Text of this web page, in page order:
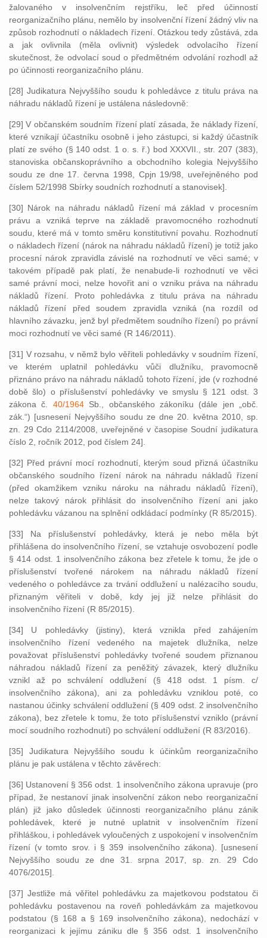
žalovaného v insolvenčním rejstříku, leč před účinností
reorganizačního plánu, nemělo by insolvenční řízení žádný vliv na
způsob rozhodnutí o nákladech řízení. Otázkou tedy zůstává, zda
a jak ovlivnila (měla ovlivnit) výsledek odvolacího řízení
skutečnost, že odvolací soud o předmětném odvolání rozhodl až
po účinnosti reorganizačního plánu.
[28] Judikatura Nejvyššího soudu k pohledávce z titulu práva na
náhradu nákladů řízení je ustálena následovně:
[29] V občanském soudním řízení platí zásada, že náklady řízení,
které vznikají účastníku osobně i jeho zástupci, si každý účastník
platí ze svého (§ 140 odst. 1 o. s. ř.) bod XXXVII., str. 207 (383),
stanoviska občanskoprávního a obchodního kolegia Nejvyššího
soudu ze dne 17. června 1998, Cpjn 19/98, uveřejněného pod
číslem 52/1998 Sbírky soudních rozhodnutí a stanovisek].
[30] Nárok na náhradu nákladů řízení má základ v procesním
právu a vzniká teprve na základě pravomocného rozhodnutí
soudu, které má v tomto směru konstitutivní povahu. Rozhodnutí
o nákladech řízení (nárok na náhradu nákladů řízení) je totiž jako
procesní nárok zpravidla závislé na rozhodnutí ve věci samé; v
takovém případě pak platí, že nenabude-li rozhodnutí ve věci
samé právní moci, nelze hovořit ani o vzniku práva na náhradu
nákladů řízení. Proto pohledávka z titulu práva na náhradu
nákladů řízení před soudem zpravidla vzniká (na rozdíl od
hlavního závazku, jenž byl předmětem soudního řízení) po právní
moci rozhodnutí ve věci samé (R 146/2011).
[31] V rozsahu, v němž bylo věřiteli pohledávky v soudním řízení,
ve kterém uplatnil pohledávku vůči dlužníku, pravomocně
přiznáno právo na náhradu nákladů tohoto řízení, jde (v rozhodné
době šlo) o příslušenství pohledávky ve smyslu § 121 odst. 3
zákona č. 40/1964Sb., občanského zákoníku (dále jen „obč.
zák.“) [usnesení Nejvyššího soudu ze dne 20. května 2010, sp.
zn. 29 Cdo 2114/2008, uveřejněné v časopise Soudní judikatura
číslo 2, ročník 2012, pod číslem 24].
[32] Před právní mocí rozhodnutí, kterým soud přizná účastníku
občanského soudního řízení nárok na náhradu nákladů řízení
(před okamžikem vzniku nároku na náhradu nákladů řízení),
nelze takový nárok přihlásit do insolvenčního řízení ani jako
pohledávku vázanou na splnění odkládací podmínky (R 85/2015).
[33] Na příslušenství pohledávky, která je nebo měla být
přihlášena do insolvenčního řízení, se vztahuje osvobození podle
§ 414 odst. 1 insolvenčního zákona bez zřetele k tomu, že jde o
příslušenství tvořené nárokem na náhradu nákladů řízení
vedeného o pohledávce za trvání oddlužení u nalézacího soudu,
přiznaným věřiteli v době, kdy jej již nelze přihlásit do
insolvenčního řízení (R 85/2015).
[34] U pohledávky (jistiny), která vznikla před zahájením
insolvenčního řízení vedeného na majetek dlužníka, nelze
považovat příslušenství pohledávky tvořené soudem přiznanou
náhradou nákladů řízení za peněžitý závazek, který dlužníku
vznikl až po schválení oddlužení (§ 418 odst. 1 písm. c/
insolvenčního zákona), ani za pohledávku vzniklou poté, co
nastanou účinky schválení oddlužení (§ 409 odst. 2 insolvenčního
zákona), bez zřetele k tomu, že toto příslušenství vzniklo (právní
mocí soudního rozhodnutí) po schválení oddlužení (R 83/2016).
[35] Judikatura Nejvyššího soudu k účinkům reorganizačního
plánu je pak ustálena v těchto závěrech:
[36] Ustanovení § 356 odst. 1 insolvenčního zákona upravuje (pro
případ, že nestanoví jinak insolvenční zákon nebo reorganizační
plán) již jako důsledek účinnosti reorganizačního plánu zánik
pohledávek, které je nutné uplatnit v insolvenčním řízení
přihláškou, i pohledávek vyloučených z uspokojení v insolvenčním
řízení (v tomto srov. i § 359 insolvenčního zákona). [usnesení
Nejvyššího soudu ze dne 31. srpna 2017, sp. zn. 29 Cdo
4076/2015].
[37] Jestliže má věřitel pohledávku za majetkovou podstatou či
pohledávku postavenou na roveň pohledávkám za majetkovou
podstatou (§ 168 a § 169 insolvenčního zákona), nedochází v
reorganizaci k jejímu zániku dle § 356 odst. 1 insolvenčního